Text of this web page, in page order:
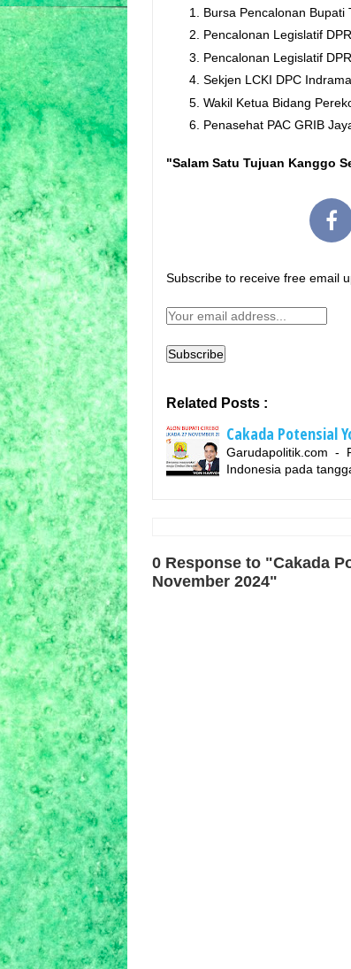
Bursa Pencalonan Bupati
Pencalonan Legislatif
Pencalonan Legislatif
Sekjen LCKI DPC
Wakil Ketua Bidang
Penasehat PAC GRIB
"Salam Satu Tujuan Kanggo
Subscribe to receive free email
Related Posts :
Cakada Potensial
Garudapolitik.com -
Indonesia pada
0 Response to "Cakada
November 2024"